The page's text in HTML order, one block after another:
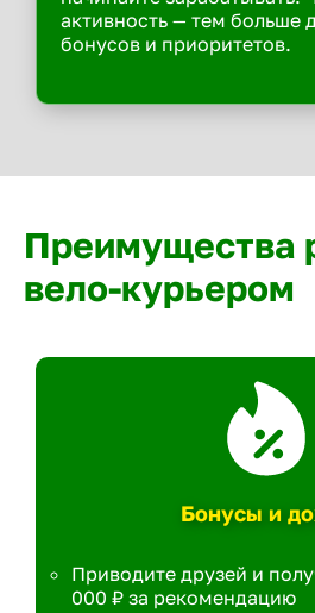
активность — тем больше
бонусов и приоритетов.
Преимущества
вело-курьером
Бонусы и
Приводите друзей и
000 ₽ за рекомендацию